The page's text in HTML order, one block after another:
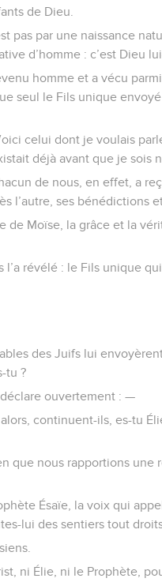
de Dieu.
pas par une naissance
d’homme : c’est Dieu
homme et a vécu
seul le Fils unique
celui dont je voulais
déjà avant que je sois
de nous, en effet, a
l’autre, ses bénédictions
Moïse, la grâce et la
l’a révélé : le Fils unique
des Juifs lui
tu ?
ouvertement : —
continuent-ils, es-tu
que nous rapportions une
Ésaïe, la voix qui
lui des sentiers tout
ni Élie, ni le Prophète,